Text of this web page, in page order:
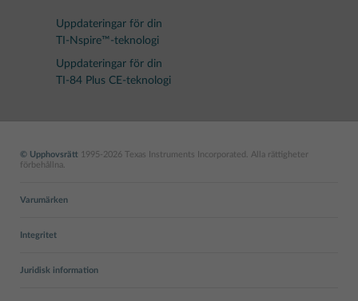
Uppdateringar för din
TI-Nspire™-teknologi
Uppdateringar för din
TI-84 Plus CE-teknologi
© Upphovsrätt 1995-2026 Texas Instruments Incorporated. Alla rättigheter
förbehållna.
Varumärken
Integritet
Juridisk information